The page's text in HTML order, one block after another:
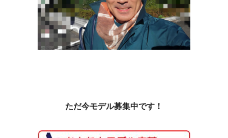
ただ今モデル募集中です！